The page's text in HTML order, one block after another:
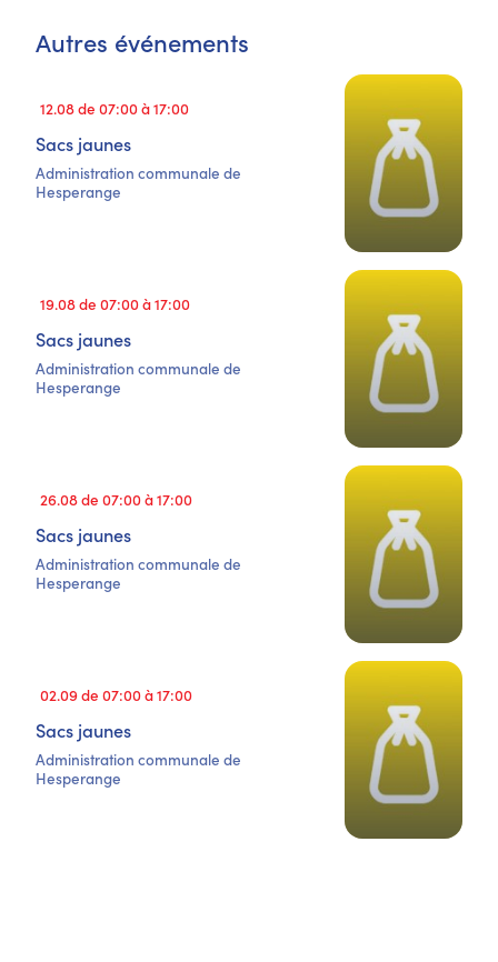
Autres événements
12.08 de 07:00 à 17:00
Sacs jaunes
Administration communale de
Hesperange
19.08 de 07:00 à 17:00
Sacs jaunes
Administration communale de
Hesperange
26.08 de 07:00 à 17:00
Sacs jaunes
Administration communale de
Hesperange
02.09 de 07:00 à 17:00
Sacs jaunes
Administration communale de
Hesperange